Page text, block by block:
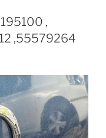
,
,55579264